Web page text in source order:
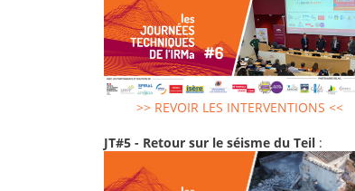
>> REVOIR LES INTERVENTIONS <<
JT#5 - Retour sur le séisme du Teil :